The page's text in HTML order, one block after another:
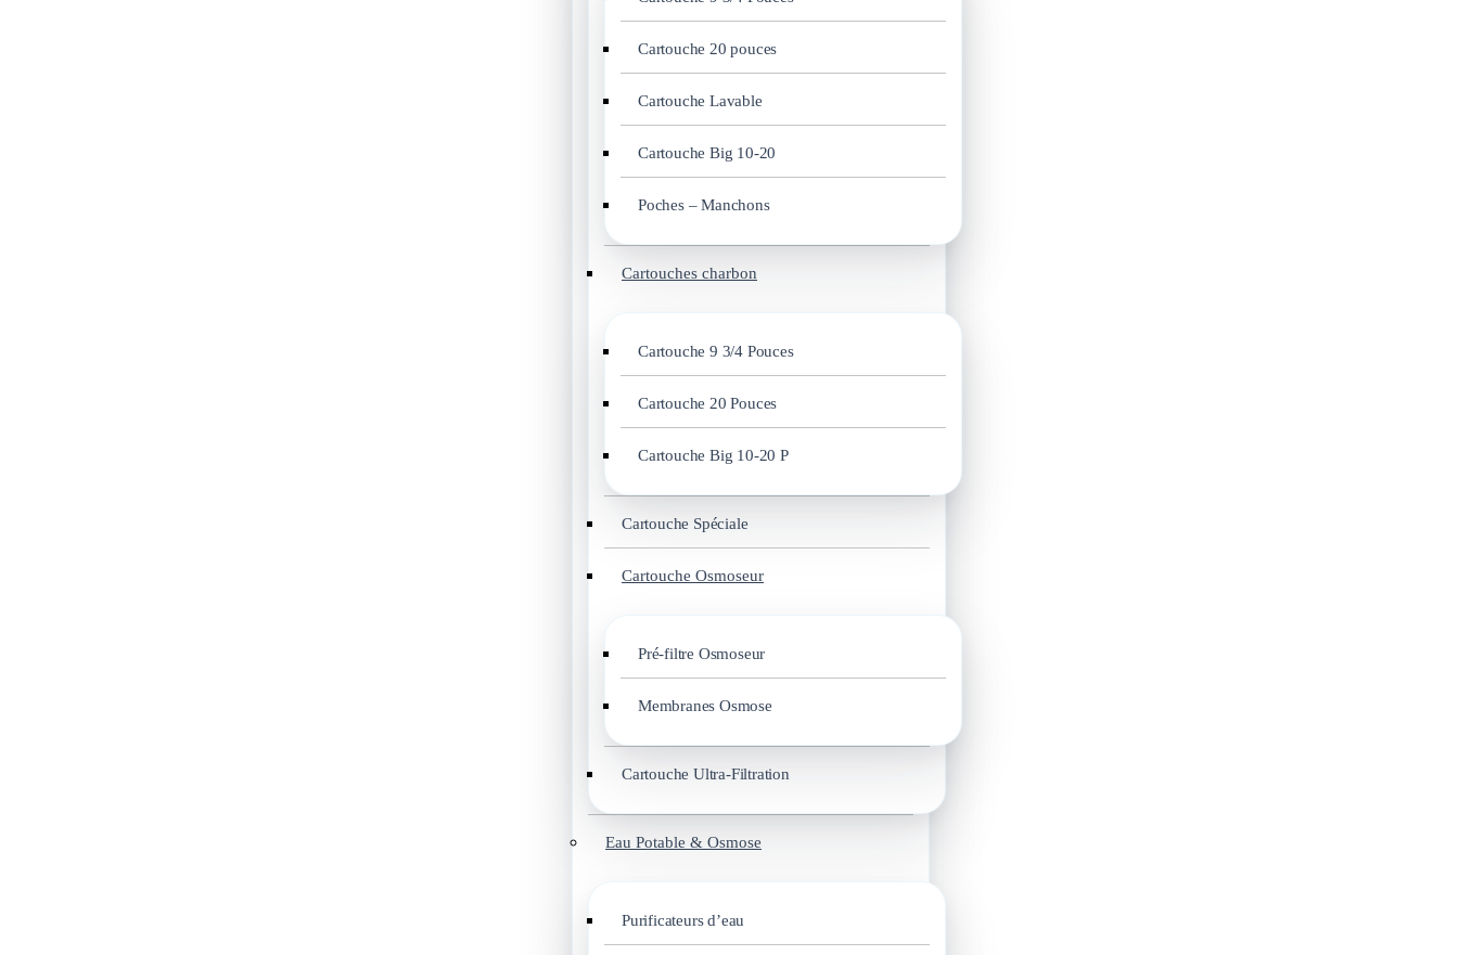
Cartouche 20 pouces
Cartouche Lavable
Cartouche Big 10-20
Poches – Manchons
Cartouches charbon
Cartouche 9 3/4 Pouces
Cartouche 20 Pouces
Cartouche Big 10-20 P
Cartouche Spéciale
Cartouche Osmoseur
Pré-filtre Osmoseur
Membranes Osmose
Cartouche Ultra-Filtration
Eau Potable & Osmose
Purificateurs d’eau